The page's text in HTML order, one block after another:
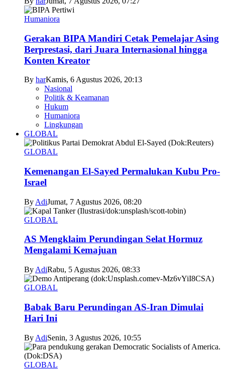
Humaniora
Gerakan BIPA Mandiri Cetak Pemelajar Asing
Berprestasi, dari Juara Internasional hingga
Konten Kreator
By harKamis, 6 Agustus 2026, 20:13
Nasional
Politik & Keamanan
Hukum
Humaniora
Lingkungan
GLOBAL
GLOBAL
Kemenangan El-Sayed Permalukan Kubu Pro-
Israel
By AdiJumat, 7 Agustus 2026, 08:20
GLOBAL
AS Mengklaim Perundingan Selat Hormuz
Mengalami Kemajuan
By AdiRabu, 5 Agustus 2026, 08:33
GLOBAL
Babak Baru Perundingan AS-Iran Dimulai
Hari Ini
By AdiSenin, 3 Agustus 2026, 10:55
GLOBAL